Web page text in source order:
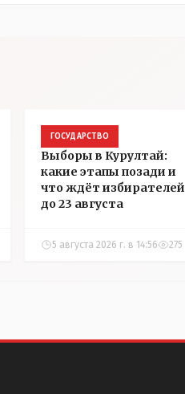
ГОСУДАРСТВО
Выборы в Курултай:
какие этапы позади и
что ждёт избирателей
до 23 августа
5 августа 2026 г. в 14:56 275